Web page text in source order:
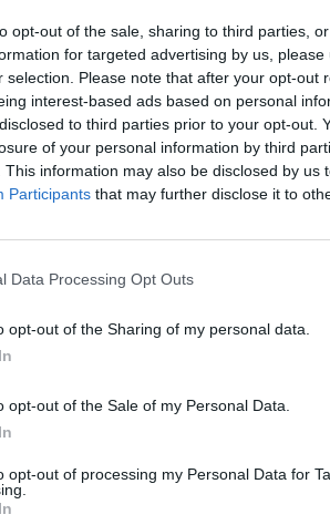
opt-out of the sale, sharing to third parties,
for targeted advertising by us,
selection. Please note that after your opt-out
interest-based ads based on personal
to third parties prior to your opt-out.
of your personal information by third
This information may also be disclosed by us
Participants that may further disclose it to
Data Processing Opt Outs
opt-out of the Sharing of my personal data.
opt-out of the Sale of my Personal Data.
opt-out of processing my Personal Data for
си мислех че като са повече ще
линия. За максимален брой точки/
всичките фигури ли
си мислех че като са повече ще даде повече
подобно, затворих контура по
му обърнах внимание. Може и бъг да е,